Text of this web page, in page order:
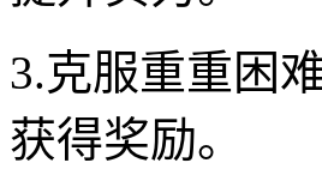
3.克服重重困
获得奖励。